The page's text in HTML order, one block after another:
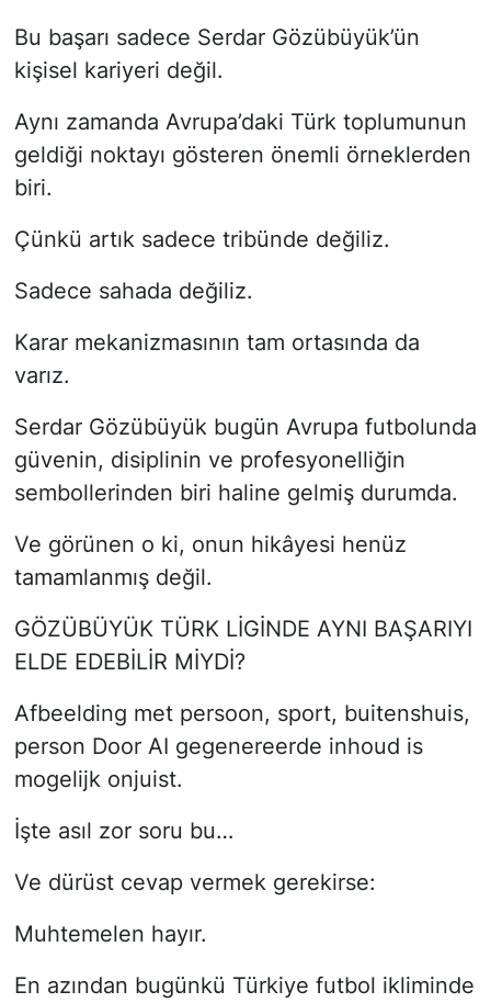
Bu başarı sadece Serdar Gözübüyük’ün
kişisel kariyeri değil.
Aynı zamanda Avrupa’daki Türk toplumunun
geldiği noktayı gösteren önemli örneklerden
biri.
Çünkü artık sadece tribünde değiliz.
Sadece sahada değiliz.
Karar mekanizmasının tam ortasında da
varız.
Serdar Gözübüyük bugün Avrupa futbolunda
güvenin, disiplinin ve profesyonelliğin
sembollerinden biri haline gelmiş durumda.
Ve görünen o ki, onun hikâyesi henüz
tamamlanmış değil.
GÖZÜBÜYÜK TÜRK LİGİNDE AYNI BAŞARIYI
ELDE EDEBİLİR MİYDİ?
Afbeelding met persoon, sport, buitenshuis,
person Door AI gegenereerde inhoud is
mogelijk onjuist.
İşte asıl zor soru bu…
Ve dürüst cevap vermek gerekirse:
Muhtemelen hayır.
En azından bugünkü Türkiye futbol ikliminde